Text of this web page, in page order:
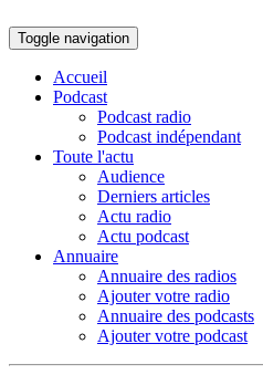
Toggle navigation
Accueil
Podcast
Podcast radio
Podcast indépendant
Toute l'actu
Audience
Derniers articles
Actu radio
Actu podcast
Annuaire
Annuaire des radios
Ajouter votre radio
Annuaire des podcasts
Ajouter votre podcast